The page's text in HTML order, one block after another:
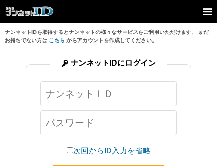
ナンネットIDを取得するとナンネットの様々なサービスをご利用いただけます。 まだ
お持ちでない方は こちら からアカウントを作成してください。
次回からID入力を省略
ナンネットIDにログイン